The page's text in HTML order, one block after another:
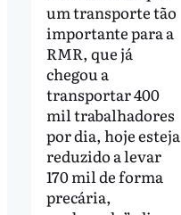
um transporte tão
importante para a
RMR, que já
chegou a
transportar 400
mil trabalhadores
por dia, hoje esteja
reduzido a levar
170 mil de forma
precária,